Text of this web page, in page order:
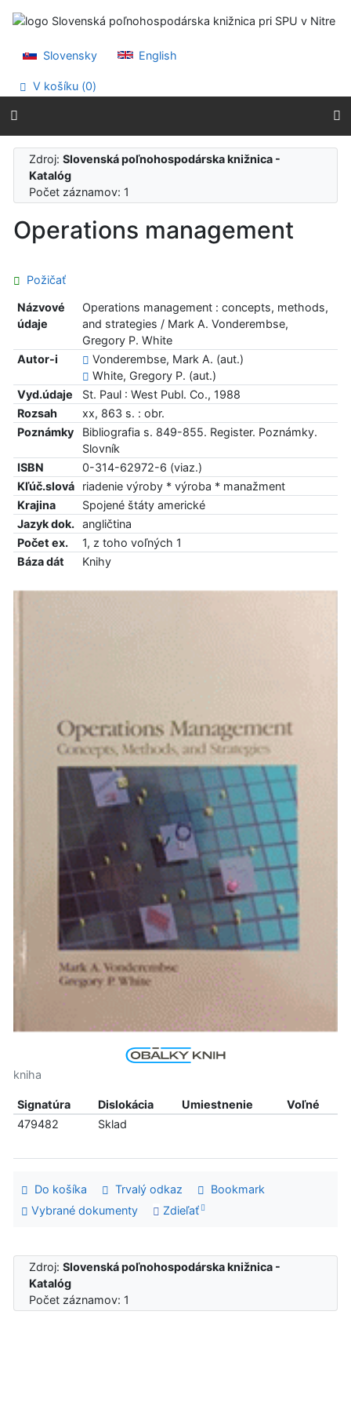
Prejsť na menu
Slovensky
English
V košíku (0)
Zdroj:Slovenská poľnohospodárska knižnica -
Katalóg
Počet záznamov: 1
Operations management
Požičať
Názvové
údaje
Operations management : concepts, methods,
and strategies / Mark A. Vonderembse,
Gregory P. White
Autor-i
Vonderembse, Mark A. (aut.)
White, Gregory P. (aut.)
Vyd.údaje
St. Paul : West Publ. Co., 1988
Rozsah
xx, 863 s. : obr.
Poznámky
Bibliografia s. 849-855. Register. Poznámky.
Slovník
ISBN
0-314-62972-6 (viaz.)
Kľúč.slová
riadenie výroby * výroba * manažment
Krajina
Spojené štáty americké
Jazyk dok.
angličtina
Počet ex.
1, z toho voľných 1
Báza dát
Knihy
kniha
Signatúra Dislokácia Umiestnenie
Voľné
479482
Sklad
Do košíka Trvalý odkaz
Bookmark
Vybrané dokumenty
Zdieľať
Zdroj:Slovenská poľnohospodárska knižnica -
Katalóg
Počet záznamov: 1